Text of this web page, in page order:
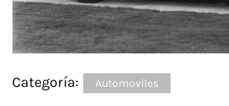
Categoría: Automoviles